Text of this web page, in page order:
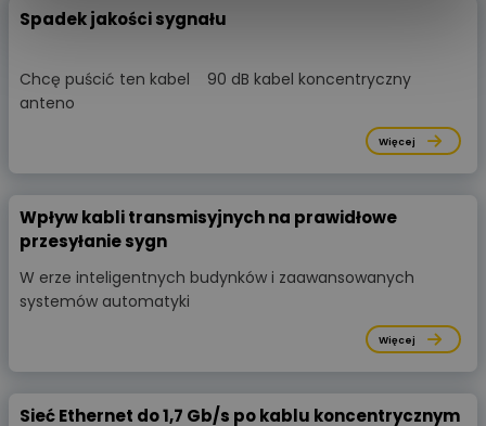
Spadek jakości sygnału
Chcę puścić ten kabel 90 dB kabel koncentryczny
anteno
Więcej
Wpływ kabli transmisyjnych na prawidłowe
przesyłanie sygn
W erze inteligentnych budynków i zaawansowanych
systemów automatyki
Więcej
Sieć Ethernet do 1,7 Gb/s po kablu koncentrycznym